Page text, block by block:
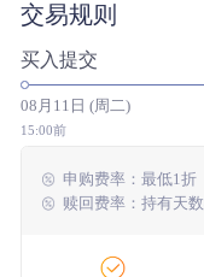
近三年
近五年 --
今年以来
成立以来
交易规则
买入提交
08月11日 (周二)
15:00前
申购费率： 最低1折
赎回费率：持有天